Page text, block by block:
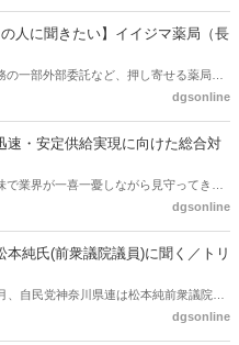
の人に聞きたい】イイジマ薬局（長
の一部外部委託など、押し寄せる薬局業
制改革の波を薬局業界はどう受け止めた
うした問題について、厚労省「薬局薬剤
るワーキンググループ」に参考人とし
局（長野県上田市）開設者である飯島裕
dgsonline
速・安定供給実現に向けた総合対
で業界が一喜一憂しながら見守ってきた
供給実現に向けた総合対策に関する有識
ビズon-lineでは検討会を総括する目的で
医療情報企画課長（医薬産業振興・医療
フメディケーション推進室長併任）安藤
授の三村優美子氏、 日本保険薬局協会医
dgsonline
本純氏(前衆議院議員)に聞く／トリ
、自民党神奈川県連は松本純前衆議院議
横浜市中区・磯子区・金沢区）の支部長
dgsonline